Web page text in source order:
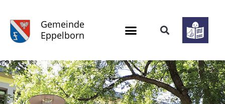
Gemeinde
Eppelborn